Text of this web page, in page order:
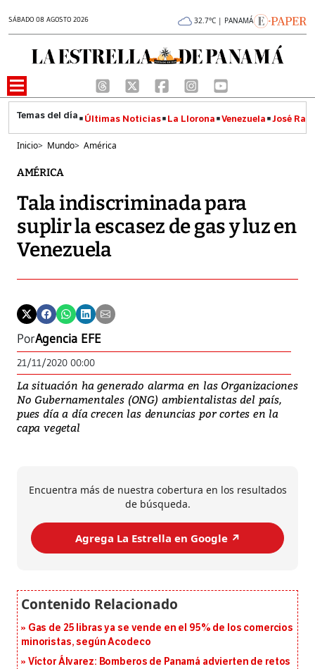
SÁBADO 08 AGOSTO 2026 32.7°C | PANAMÁ
Últimas Noticias La Llorona Venezuela José
Inicio> Mundo> América
AMÉRICA
Tala indiscriminada para
suplir la escasez de gas y luz en
Venezuela
PorAgencia EFE
21/11/2020 00:00
La situación ha generado alarma en las Organizaciones
No Gubernamentales (ONG) ambientalistas del país,
pues día a día crecen las denuncias por cortes en la
capa vegetal
Encuentra más de nuestra cobertura en los resultados
de búsqueda.
Agrega La Estrella en Google ↗️
Gas de 25 libras ya se vende en el 95% de los comercios
minoristas, según Acodeco
Víctor Álvarez: Bomberos de Panamá advierten de retos